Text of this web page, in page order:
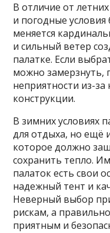
В отличие от
и погодные условия
меняется
и сильный ветер
палатке. Если
можно замерзнуть,
неприятности из-за
конструкции.
В зимних условиях
для отдыха, но ещё
которое должно
сохранить тепло.
палаток есть свои
надежный тент и
Неверный выбор
рискам, а
приятным и